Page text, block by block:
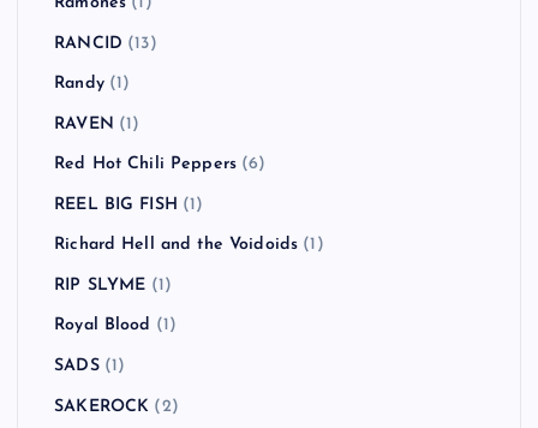
RANCID (13)
Randy(1)
RAVEN (1)
Red Hot Chili Peppers (6)
REEL BIG FISH (1)
Richard Hell and the Voidoids (1)
RIP SLYME (1)
Royal Blood (1)
SADS(1)
SAKEROCK (2)